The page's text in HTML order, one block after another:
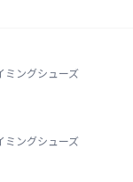
ミングシューズ
ミングシューズ